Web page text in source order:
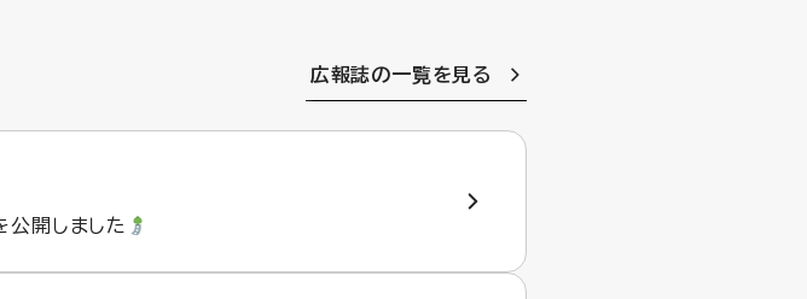
広報誌の一覧を見る
公開しました